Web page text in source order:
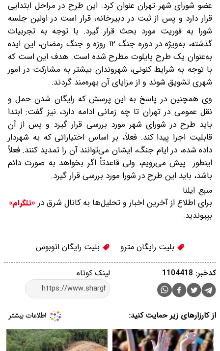
عضو شورای شهر تهران عنوان کرد: این طرح در مراحل ابتدایی
قرار دارد و پس از ثبت در دبیرخانه، قرار است در اولین جلسه
شورا به فوریت مورد بحث قرار گیرد. با توجه به تجربیات
گذشته، به‌ویژه در دوره جنگ ۱۲ روزه و جنگ رمضان، این ایده
به‌عنوان یک طرح پایلوت مطرح شده است. هدف این است که
با توجه به شرایط کنونی، شهروندان بیشتر به مشارکت در امور
شهری تشویق شوند و از مزایای آن بهره‌مند گردند.
وی همچنین در پاسخ به این پرسش که رایگان شدن حمل و
نقل عمومی در تهران تا چه زمانی ادامه دارد، نیز گفت: ابتدا
باید طرح در شورای شهر مورد بررسی قرار گیرد و پس از آن
قابلیت اجرا پیدا کند. فعلاً، بر اساس اختیاراتی که به شهردار
داده شده، در ایام جنگ، ایشان می‌توانند آن را تمدید کنند. فعلاً
اینطور پیش می‌رویم، ولی قاعدتاً اگر بخواهد به صورت دائم
باشد، باید این طرح در شورا مورد بررسی قرار گیرد.
منبع: ایلنا
برای اطلاع از آخرین اخبار و تحلیل‌ها به کانال شرق در «تلگرام»
بپیوندید.
بلیت رایگان مترو بلیت رایگان اتوبوس
لینک کوتاه کدخبر: 1104418
از کارزارهای زیر حمایت کنید: